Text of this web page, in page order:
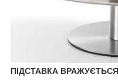
ПІДСТАВКА